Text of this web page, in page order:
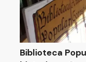
Biblioteca